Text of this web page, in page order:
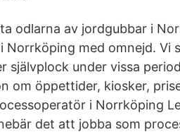
odlarna av jordgubbar i
Norrköping med omnejd. Vi
självplock under vissa
om öppettider, kiosker,
i Norrköping
det att jobba som